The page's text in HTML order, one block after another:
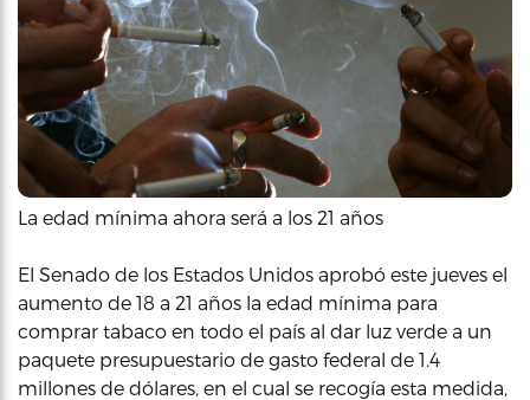
La edad mínima ahora será a los 21 años
El Senado de los Estados Unidos aprobó este jueves el
aumento de 18 a 21 años la edad mínima para
comprar tabaco en todo el país al dar luz verde a un
paquete presupuestario de gasto federal de 1.4
millones de dólares, en el cual se recogía esta medida,